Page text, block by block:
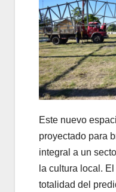
Este nuevo
proyectado para
integral a un
la cultura local.
totalidad del